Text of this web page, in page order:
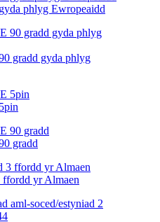
phlyg Ewropeaidd
gradd gyda phlyg
gradd
ffordd yr Almaen